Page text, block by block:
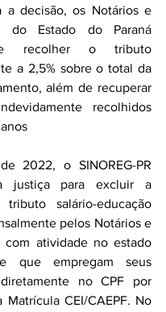
a decisão, os Notários e
do Estado do Paraná
recolher o tributo
a 2,5% sobre o total da
além de recuperar
recolhidos
2022, o SINOREG-PR
justiça para excluir a
salário-educação
pelos Notários e
com atividade no estado
que empregam seus
no CPF por
Matrícula CEI/CAEPF. No